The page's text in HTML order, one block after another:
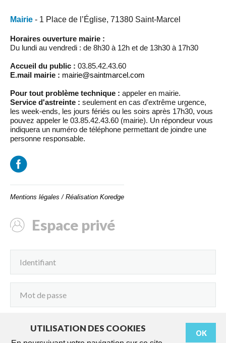
Mairie - 1 Place de l’Église, 71380 Saint-Marcel
Horaires ouverture mairie :
Du lundi au vendredi : de 8h30 à 12h et de 13h30 à 17h30
Accueil du public : 03.85.42.43.60
E.mail mairie : mairie@saintmarcel.com
Pour tout problème technique : appeler en mairie.
Service d'astreinte : seulement en cas d’extrême urgence,
les week-ends, les jours fériés ou les soirs après 17h30, vous
pouvez appeler le 03.85.42.43.60 (mairie). Un répondeur vous
indiquera un numéro de téléphone permettant de joindre une
personne responsable.
Mentions légales / Réalisation Koredge
Espace privé
OK
UTILISATION DES COOKIES